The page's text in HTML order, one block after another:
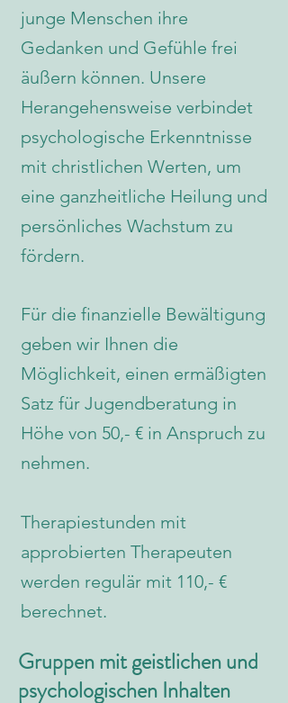
junge Menschen ihre
Gedanken und Gefühle frei
äußern können. Unsere
Herangehensweise verbindet
psychologische Erkenntnisse
mit christlichen Werten, um
eine ganzheitliche Heilung und
persönliches Wachstum zu
fördern.
Für die finanzielle Bewältigung
geben wir Ihnen die
Möglichkeit, einen ermäßigten
Satz für Jugendberatung in
Höhe von 50,- € in Anspruch zu
nehmen.
Therapiestunden mit
approbierten Therapeuten
werden regulär mit 110,- €
berechnet.
Gruppen mit geistlichen und
psychologischen Inhalten